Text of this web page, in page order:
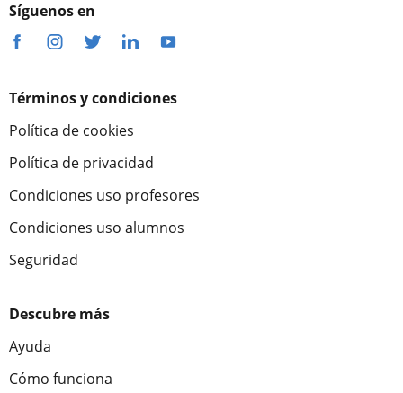
Síguenos en
Términos y condiciones
Política de cookies
Política de privacidad
Condiciones uso profesores
Condiciones uso alumnos
Seguridad
Descubre más
Ayuda
Cómo funciona